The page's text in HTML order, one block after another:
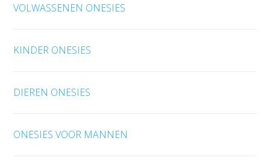
VOLWASSENEN ONESIES
KINDER ONESIES
DIEREN ONESIES
ONESIES VOOR MANNEN